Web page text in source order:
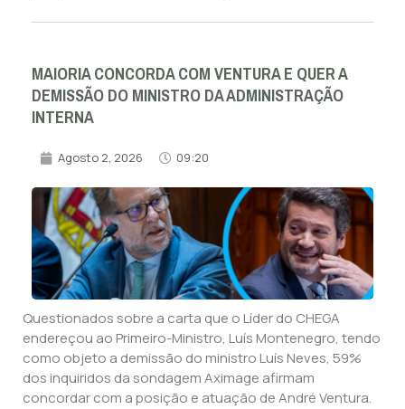
MAIORIA CONCORDA COM VENTURA E QUER A
DEMISSÃO DO MINISTRO DA ADMINISTRAÇÃO
INTERNA
Agosto 2, 2026 09:20
Questionados sobre a carta que o Líder do CHEGA
endereçou ao Primeiro-Ministro, Luís Montenegro, tendo
como objeto a demissão do ministro Luís Neves, 59%
dos inquiridos da sondagem Aximage afirmam
concordar com a posição e atuação de André Ventura.